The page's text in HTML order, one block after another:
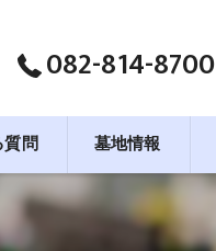
082-814-8700
質問 墓地情報